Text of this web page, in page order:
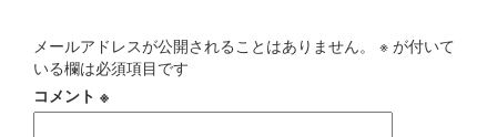
メールアドレスが公開されることはありません。 ※ が付いて
いる欄は必須項目です
コメント ※